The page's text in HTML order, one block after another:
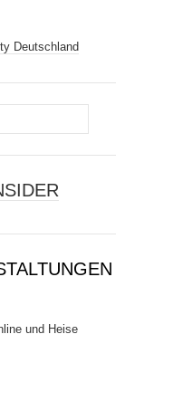
Deutschland
und Heise